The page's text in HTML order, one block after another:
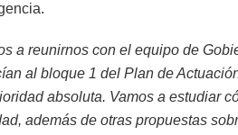
a reunirnos con el equipo de
al bloque 1 del Plan de
absoluta. Vamos a estudiar
además de otras propuestas